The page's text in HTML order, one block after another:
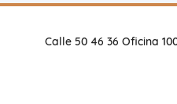
Calle 50 46 36 Oficina